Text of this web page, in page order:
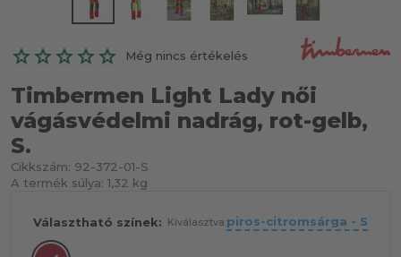
Még nincs értékelés
Timbermen Light Lady női
vágásvédelmi nadrág, rot-gelb,
S.
Cikkszám: 92-372-01-S
A termék súlya: 1,32 kg
Választható színek: Kiválasztva:piros-citromsárga - S